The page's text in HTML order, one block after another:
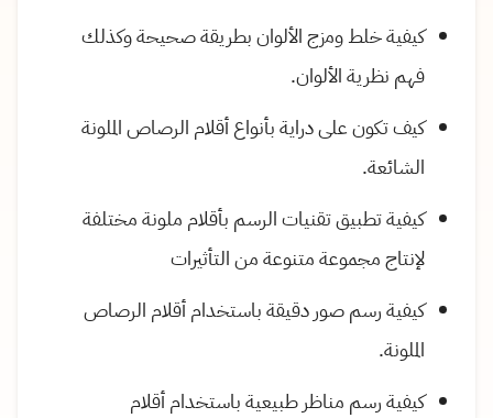
كيفية خلط ومزج الألوان بطريقة صحيحة وكذلك
فهم نظرية الألوان.
كيف تكون على دراية بأنواع أقلام الرصاص الملونة
الشائعة.
كيفية تطبيق تقنيات الرسم بأقلام ملونة مختلفة
لإنتاج مجموعة متنوعة من التأثيرات
كيفية رسم صور دقيقة باستخدام أقلام الرصاص
الملونة.
كيفية رسم مناظر طبيعية باستخدام أقلام